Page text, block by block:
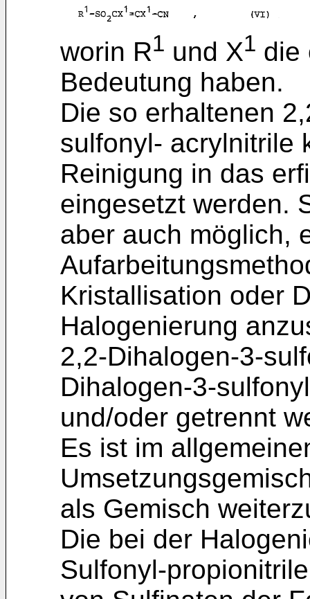
worin R1 und X1 die
Bedeutung haben.
Die so erhaltenen
sulfonyl- acrylnitrile
Reinigung in das
eingesetzt werden.
aber auch möglich,
Kristallisation oder
Halogenierung
2,2-Dihalogen-3-
Dihalogen-3-
und/oder getrennt
Es ist im
als Gemisch
Die bei der
Sulfonyl-